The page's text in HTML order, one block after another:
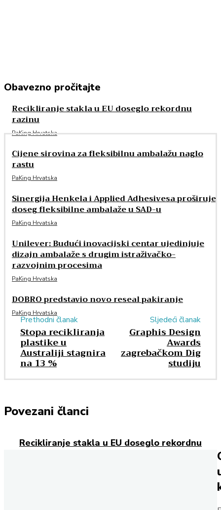
Obavezno pročitajte
Recikliranje stakla u EU doseglo rekordnu
razinu
PaKing Hrvatska
Cijene sirovina za fleksibilnu ambalažu naglo
rastu
PaKing Hrvatska
Sinergija Henkela i Applied Adhesivesa proširuje
doseg fleksibilne ambalaže u SAD-u
PaKing Hrvatska
Unilever: Budući inovacijski centar ujedinjuje
dizajn ambalaže s drugim istraživačko-
razvojnim procesima
PaKing Hrvatska
DOBRO predstavio novo reseal pakiranje
PaKing Hrvatska
Prethodni članak
Stopa recikliranja
plastike u
Australiji stagnira
na 13 %
Sljedeći članak
Graphis Design
Awards
zagrebačkom Dig
studiju
Povezani članci
Recikliranje stakla u EU doseglo rekordnu